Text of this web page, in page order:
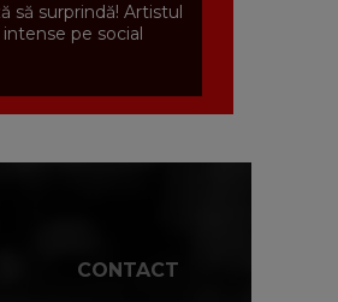
să surprindă! Artistul
pe social
CONTACT